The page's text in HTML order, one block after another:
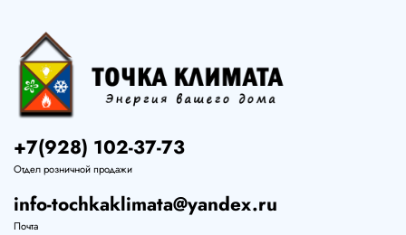
+7(928) 102-37-73
Отдел розничной продажи
info-tochkaklimata@yandex.ru
Почта